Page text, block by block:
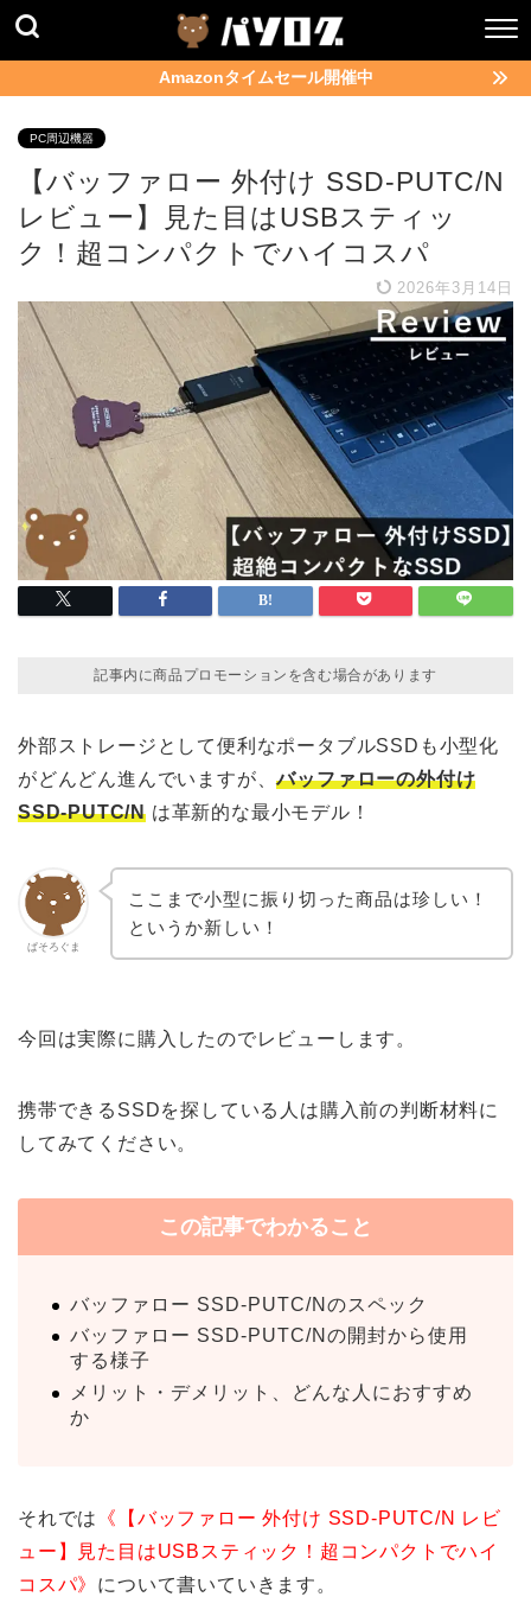
Amazonタイムセール開催中
PC周辺機器
【バッファロー 外付け SSD-PUTC/N
レビュー】見た目はUSBスティッ
ク！超コンパクトでハイコスパ
2026年3月14日
記事内に商品プロモーションを含む場合があります
外部ストレージとして便利なポータブルSSDも小型化
がどんどん進んでいますが、バッファローの外付け
SSD-PUTC/N は革新的な最小モデル！
ぱそろぐま
ここまで小型に振り切った商品は珍しい！
というか新しい！
今回は実際に購入したのでレビューします。
携帯できるSSDを探している人は購入前の判断材料に
してみてください。
この記事でわかること
バッファロー SSD-PUTC/Nのスペック
バッファロー SSD-PUTC/Nの開封から使用
する様子
メリット・デメリット、どんな人におすすめ
か
それでは
《【バッファロー 外付け SSD-PUTC/N レビ
ュー】見た目はUSBスティック！超コンパクトでハイ
コスパ》 について書いていきます。